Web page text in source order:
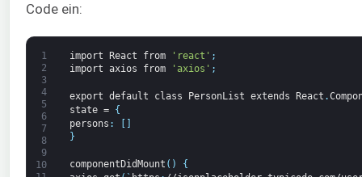
Code ein:
1
2
3
4
5
6
7
8
9
10
import React from 'react' ;
import axios from 'axios' ;
export default class PersonList extends React .
state =
{
persons : [ ]
}
componentDidMount ( )
{